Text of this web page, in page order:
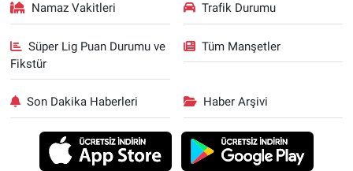
Namaz Vakitleri Trafik Durumu
Süper Lig Puan Durumu ve
Fikstür
Tüm Manşetler
Son Dakika Haberleri Haber Arşivi